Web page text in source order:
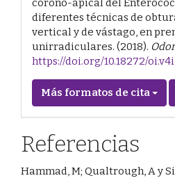
corono-apical del
diferentes técnicas de
vertical y de vástago, en
unirradiculares. (2018).
https://doi.org/10.18272/
Más formatos de cita
Referencias
Hammad, M; Qualtrough, A y